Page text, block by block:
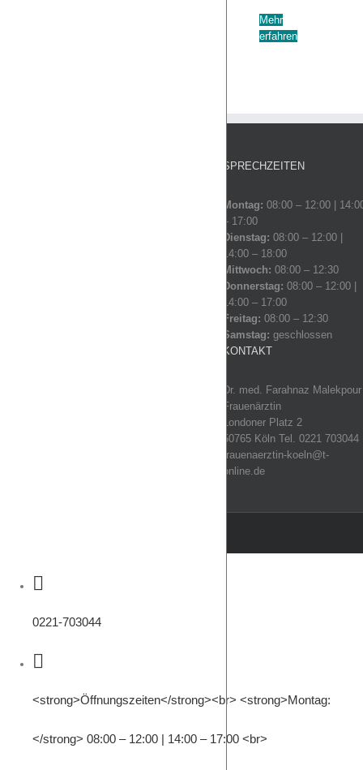
Mehr
erfahren
SPRECHZEITEN
Montag: 08:00 – 12:00 |
– 17:00
Dienstag: 08:00 – 12:00 |
14:00 – 18:00
Mittwoch: 08:00 – 12:30
Donnerstag: 08:00 – 12:00 |
14:00 – 17:00
Freitag: 08:00 – 12:30
Samstag: geschlossen
KONTAKT
Dr. med. Farahnaz Malekpour
Frauenärztin
Londoner Platz 2
50765 Köln Tel. 0221 703044
frauenaerztin-koeln@t-
online.de
0221-703044
<strong>Öffnungszeiten</strong><br> <strong>Montag:
</strong> 08:00 – 12:00 | 14:00 – 17:00 <br>